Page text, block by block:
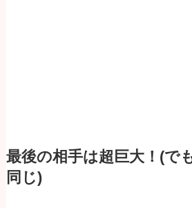
最後の相手は超巨大！(で
同じ)